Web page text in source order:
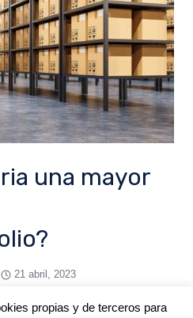
una mayor
21 abril, 2023
propias y de terceros para